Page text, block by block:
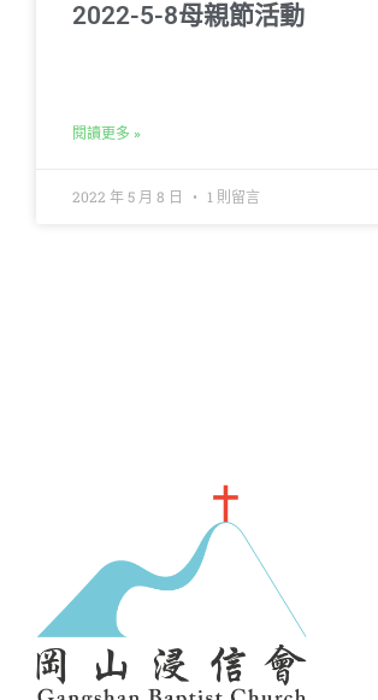
2022-5-8母親節活動
閱讀更多 »
2022 年 5 月 8 日 1 則留言